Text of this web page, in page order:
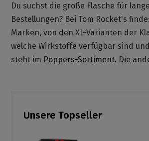
Du suchst die große Flasche für
Bestellungen? Bei Tom Rocket's
Marken, von den XL-Varianten der
welche Wirkstoffe verfügbar sind
steht im Poppers-Sortiment. Die
Unsere Topseller